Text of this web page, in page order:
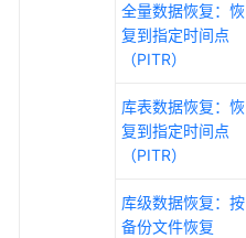
全量数据恢复：恢
复到指定时间点
（PITR）
库表数据恢复：恢
复到指定时间点
（PITR）
库级数据恢复：按
备份文件恢复